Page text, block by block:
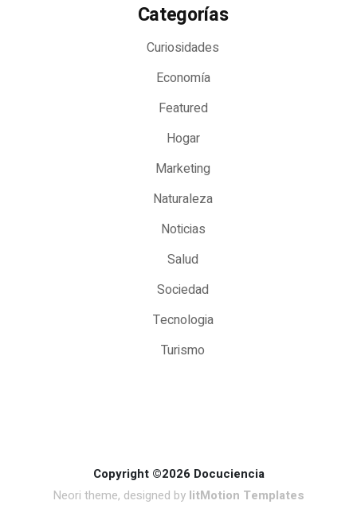
Categorías
Curiosidades
Economía
Featured
Hogar
Marketing
Naturaleza
Noticias
Salud
Sociedad
Tecnologia
Turismo
Copyright ©2026 Docuciencia
Neori theme, designed by litMotion Templates